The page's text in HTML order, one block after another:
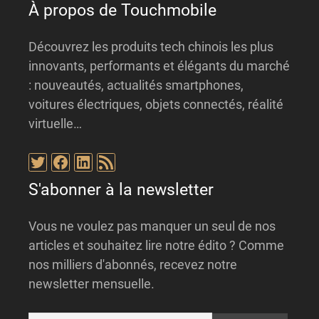
À propos de Touchmobile
Découvrez les produits tech chinois les plus
innovants, performants et élégants du marché
: nouveautés, actualités smartphones,
voitures électriques, objets connectés, réalité
virtuelle…
Twitter
Facebook
LinkedIn
Flux RSS
S'abonner à la newsletter
Vous ne voulez pas manquer un seul de nos
articles et souhaitez lire notre édito ? Comme
nos milliers d'abonnés, recevez notre
newsletter mensuelle.